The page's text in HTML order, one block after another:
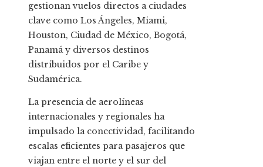
gestionan vuelos directos a ciudades
clave como Los Ángeles, Miami,
Houston, Ciudad de México, Bogotá,
Panamá y diversos destinos
distribuidos por el Caribe y
Sudamérica.
La presencia de aerolíneas
internacionales y regionales ha
impulsado la conectividad, facilitando
escalas eficientes para pasajeros que
viajan entre el norte y el sur del